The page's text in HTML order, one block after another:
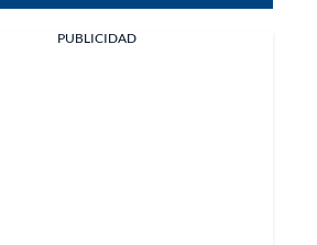
PUBLICIDAD